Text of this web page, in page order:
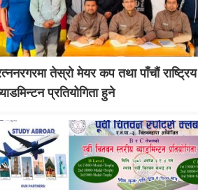
तेस्राे मेयर कप तथा पाँचौं राष्ट्रिय
प्रतियोगिता हुने